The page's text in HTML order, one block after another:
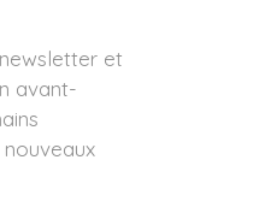
et
avant-